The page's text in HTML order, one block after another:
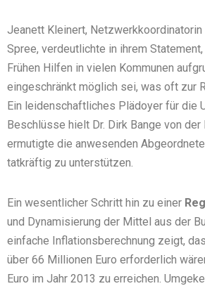
Jeanett Kleinert,
Spree, verdeutlichte in ihrem
Frühen Hilfen in vielen Kommunen
eingeschränkt möglich sei, was oft zur
Ein leidenschaftliches Plädoyer für die
Beschlüsse hielt Dr. Dirk Bange von
ermutigte die anwesenden
tatkräftig zu unterstützen.
Ein wesentlicher Schritt hin zu einer
und Dynamisierung der Mittel aus der
einfache Inflationsberechnung zeigt,
über 66 Millionen Euro erforderlich
Euro im Jahr 2013 zu erreichen.